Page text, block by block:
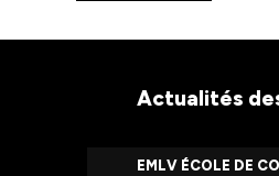
Actualités
EMLV ÉCOLE DE